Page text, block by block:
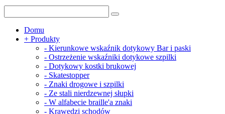
Domu
+ Produkty
- Kierunkowe wskaźnik dotykowy Bar i paski
- Ostrzeżenie wskaźniki dotykowe szpilki
- Dotykowy kostki brukowej
- Skatestopper
- Znaki drogowe i szpilki
- Ze stali nierdzewnej słupki
- W alfabecie braille'a znaki
- Krawędzi schodów